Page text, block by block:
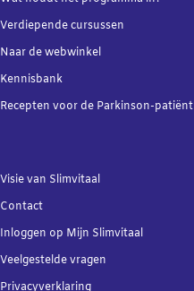
Verdiependecursussen
Naar de webwinkel
Kennisbank
Recepten voor de Parkinson-patiënt
Visie van Slimvitaal
Contact
Inloggen op Mijn Slimvitaal
Veelgestelde vragen
Privacyverklaring